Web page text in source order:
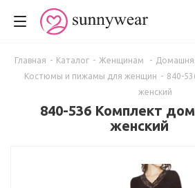
Главная - Каталог - Женщинам -
Костюмы и пижамы для женщин - 840-
женский
840-536 Комплект
женский